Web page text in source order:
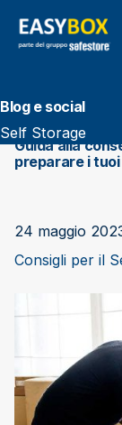
Blog e social
Self Storage
Guida alla
preparare i
24 maggio
Consigli per il